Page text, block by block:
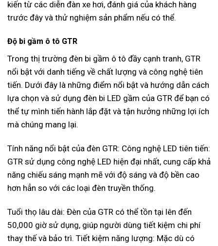
kiến từ các diễn đàn xe hơi, đánh giá của khách hàng
trước đây và thử nghiệm sản phẩm nếu có thể.
Độ bi gầm ô tô GTR
Trong thị trường đèn bi gầm ô tô đầy cạnh tranh, GTR
nổi bật với danh tiếng về chất lượng và công nghệ tiên
tiến. Dưới đây là những điểm nổi bật và hướng dẫn cách
lựa chọn và sử dụng đèn bi LED gầm của GTR để bạn có
thể tự mình tiến hành lắp đặt và tận hưởng những lợi ích
mà chúng mang lại.
Tính năng nổi bật của đèn GTR: Công nghệ LED tiên tiến:
GTR sử dụng công nghệ LED hiện đại nhất, cung cấp khả
năng chiếu sáng mạnh mẽ với độ sáng và độ bền cao
hơn hẳn so với các loại đèn truyền thống.
Tuổi thọ lâu dài: Đèn của GTR có thể tồn tại lên đến
50,000 giờ sử dụng, giúp người dùng tiết kiệm chi phí
thay thế và bảo trì. Tiết kiệm năng lượng: Mặc dù có